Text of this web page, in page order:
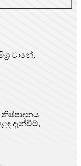
වානේ,
දැන්වීම්,